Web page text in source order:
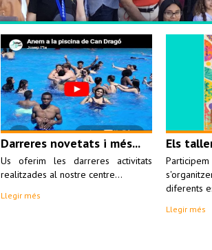
3 5 8 9 10
Darreres novetats i més...
Us oferim les darreres activitats
realitzades al nostre centre...
Llegir més
Els
diferents
Llegir més